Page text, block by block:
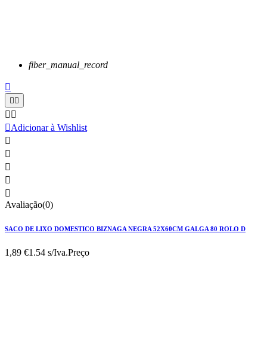
fiber_manual_record

 
 
Adicionar à Wishlist





Avaliação(0)
SACO DE LIXO DOMESTICO BIZNAGA NEGRA 52X60CM GALGA 80 ROLO D
1,89 €1.54 s/Iva.Preço